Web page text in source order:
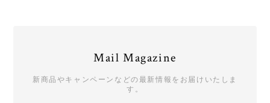
Mail Magazine
新商品やキャンペーンなどの最新情報をお届けいたしま
す。